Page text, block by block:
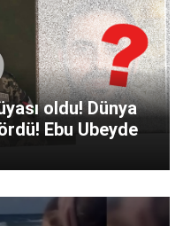
oldu! Dünya
Ebu Ubeyde